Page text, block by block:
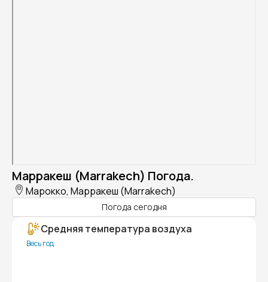
Марракеш (Marrakech) Погода.
Марокко, Марракеш (Marrakech)
Погода сегодня
Средняя температура воздуха
Весь год